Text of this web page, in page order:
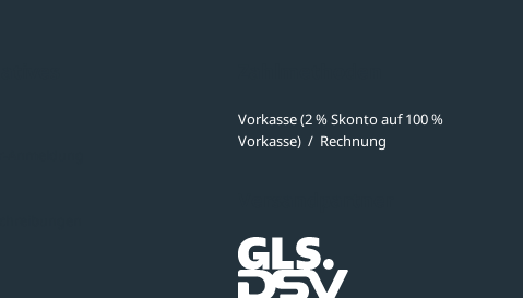
Vorkasse (2 % Skonto auf 100 %
Vorkasse) / Rechnung